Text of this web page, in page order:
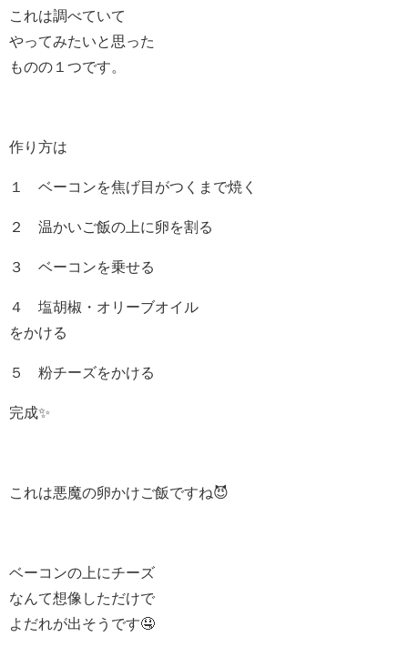
これは調べていて
やってみたいと思った
ものの１つです。
作り方は
１ ベーコンを焦げ目がつくまで焼く
２ 温かいご飯の上に卵を割る
３ ベーコンを乗せる
４ 塩胡椒・オリーブオイル
をかける
５ 粉チーズをかける
完成✨
これは悪魔の卵かけご飯ですね😈
ベーコンの上にチーズ
なんて想像しただけで
よだれが出そうです🤤